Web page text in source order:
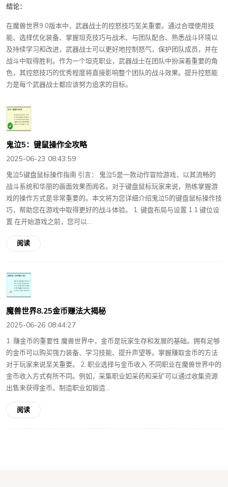
结论：
在魔兽世界9.0版本中，武器战士的控怒技巧至关重要。通过合理使用技
能、选择优化装备、掌握坦克技巧与战术、与团队配合、熟悉战斗环境以
及持续学习和改进，武器战士可以更好地控制怒气，保护团队成员，并在
战斗中取得胜利。作为一个坦克职业，武器战士在团队中扮演着重要的角
色，其控怒技巧的优秀程度将直接影响整个团队的战斗效果。提升控怒能
力是每个武器战士都应该努力追求的目标。
鬼泣5：键鼠操作全攻略
2025-06-23 08:43:59
鬼泣5键盘鼠标操作指南 引言： 鬼泣5是一款动作冒险游戏，以其流畅的
战斗系统和华丽的画面效果而闻名。对于键盘鼠标玩家来说，熟练掌握游
戏的操作方式是非常重要的。本文将为您详细介绍鬼泣5的键盘鼠标操作技
巧，帮助您在游戏中取得更好的战斗体验。 1. 键盘布局与设置 1.1 键位设
置 在开始游戏之前，您可以...
阅读
魔兽世界8.25金币赚法大揭秘
2025-06-26 08:44:27
1. 赚金币的重要性 魔兽世界中，金币是玩家生存和发展的基础。拥有足够
的金币可以购买强力装备、学习技能、提升声望等。掌握赚取金币的方法
对于玩家来说至关重要。 2. 职业选择与金币收入 不同职业在魔兽世界中的
金币收入方式有所不同。例如，采集职业如采药和采矿可以通过收集资源
出售来获得金币。制造职业如锻造...
阅读